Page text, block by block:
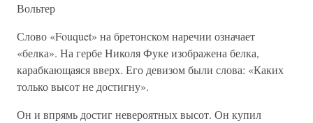
Вольтер
Слово «Fouquet» на бретонском наречии означает
«белка». На гербе Николя Фуке изображена белка,
карабкающаяся вверх. Его девизом были слова: «Каких
только высот не достигну».
Он и впрямь достиг невероятных высот. Он купил